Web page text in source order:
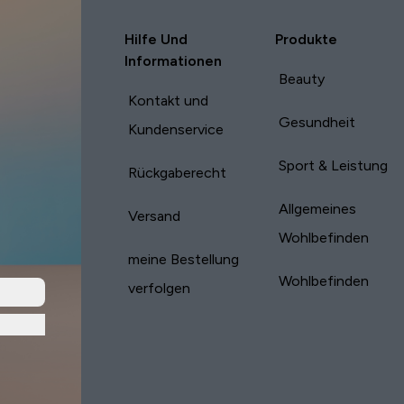
Hilfe Und
Informationen
Kontakt und
Kundenservice
Rückgaberecht
Versand
meine Bestellung
verfolgen
Produkte
Beauty
Gesundheit
Sport & Leistung
Allgemeines
Wohlbefinden
Wohlbefinden